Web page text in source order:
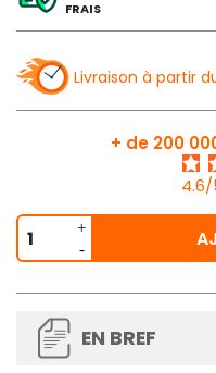
FRAIS
Livraison à partir
+ de 200
4.6/
EN BREF